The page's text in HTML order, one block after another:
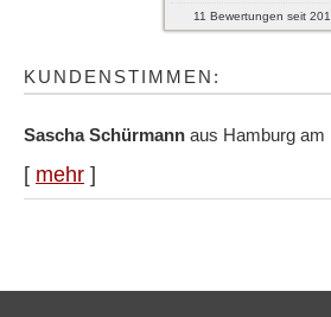
11 Bewertungen seit
KUNDENSTIMMEN:
Sascha Schürmann aus Hamburg am
[ mehr ]